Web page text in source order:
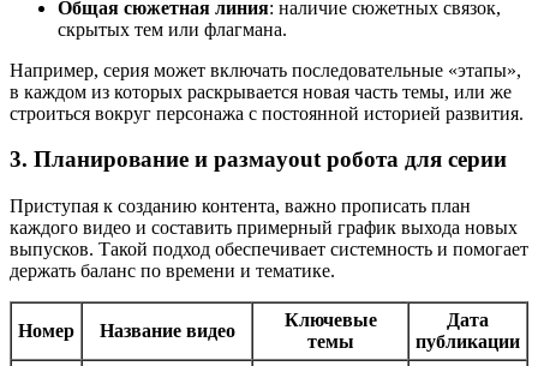
Общая сюжетная линия: наличие сюжетных связок,
скрытых тем или флагмана.
Например, серия может включать последовательные «этапы»,
в каждом из которых раскрывается новая часть темы, или же
строиться вокруг персонажа с постоянной историей развития.
3. Планирование и размayout робота для серии
Приступая к созданию контента, важно прописать план
каждого видео и составить примерный график выхода новых
выпусков. Такой подход обеспечивает системность и помогает
держать баланс по времени и тематике.
Номер Название видео
Ключевые
темы
Дата
публикации